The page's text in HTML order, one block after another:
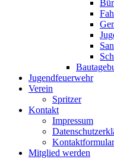
Jugendfeuerwehr
Verein
Spritzer
Kontakt
Impressum
Kontaktformular
Mitglied werden